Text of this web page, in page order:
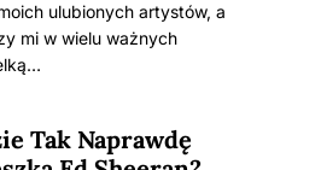
ulubionych artystów, a
mi w wielu ważnych
Tak Naprawdę